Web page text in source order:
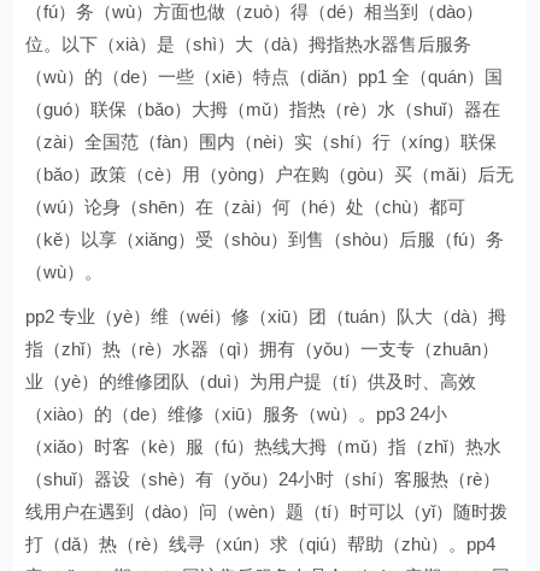
（fú）务（wù）方面也做（zuò）得（dé）相当到（dào）
位。以下（xià）是（shì）大（dà）拇指热水器售后服务
（wù）的（de）一些（xiē）特点（diǎn）pp1 全（quán）国
（guó）联保（bǎo）大拇（mǔ）指热（rè）水（shuǐ）器在
（zài）全国范（fàn）围内（nèi）实（shí）行（xíng）联保
（bǎo）政策（cè）用（yòng）户在购（gòu）买（mǎi）后无
（wú）论身（shēn）在（zài）何（hé）处（chù）都可
（kě）以享（xiǎng）受（shòu）到售（shòu）后服（fú）务
（wù）。
pp2 专业（yè）维（wéi）修（xiū）团（tuán）队大（dà）拇
指（zhǐ）热（rè）水器（qì）拥有（yǒu）一支专（zhuān）
业（yè）的维修团队（duì）为用户提（tí）供及时、高效
（xiào）的（de）维修（xiū）服务（wù）。pp3 24小
（xiǎo）时客（kè）服（fú）热线大拇（mǔ）指（zhǐ）热水
（shuǐ）器设（shè）有（yǒu）24小时（shí）客服热（rè）
线用户在遇到（dào）问（wèn）题（tí）时可以（yǐ）随时拨
打（dǎ）热（rè）线寻（xún）求（qiú）帮助（zhù）。pp4